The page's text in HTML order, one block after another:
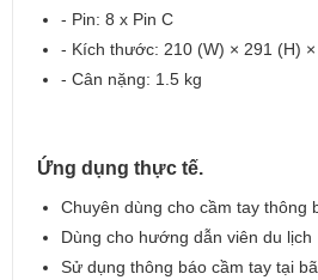
- Pin: 8 x Pin C
- Kích thước: 210 (W) × 291 (H)
- Cân nặng: 1.5 kg
Ứng dụng thực tế.
Chuyên dùng cho cầm tay thông
Dùng cho hướng dẫn viên du lịch
Sử dụng thông báo cầm tay tại